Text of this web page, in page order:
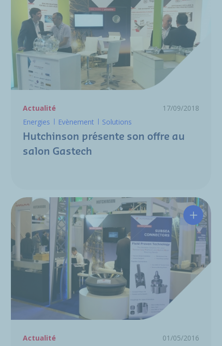
Actualité
17/09/2018
Energies
Evènement Solutions
Hutchinson présente son offre au
salon Gastech
Actualité
01/05/2016